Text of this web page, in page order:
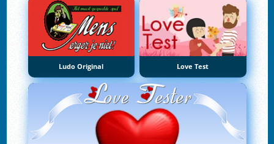
Ludo Original Love Test